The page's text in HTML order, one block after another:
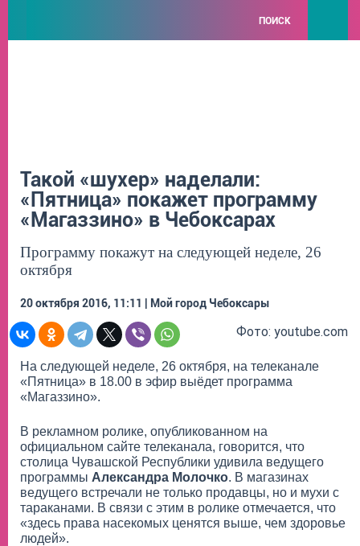
ПОИСК
Такой «шухер» наделали:
«Пятница» покажет программу
«Магаззино» в Чебоксарах
Программу покажут на следующей неделе, 26
октября
20 октября 2016, 11:11 | Мой город Чебоксары
Фото: youtube.com
На следующей неделе, 26 октября, на телеканале
«Пятница» в 18.00 в эфир выёдет программа
«Магаззино».
В рекламном ролике, опубликованном на
официальном сайте телеканала, говорится, что
столица Чувашской Республики удивила ведущего
программы Александра Молочко. В магазинах
ведущего встречали не только продавцы, но и мухи с
тараканами. В связи с этим в ролике отмечается, что
«здесь права насекомых ценятся выше, чем здоровье
людей».